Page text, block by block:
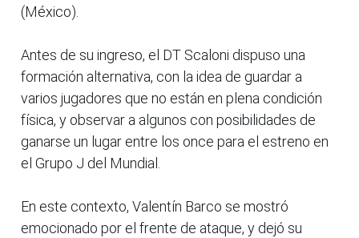
(México).
Antes de su ingreso, el DT Scaloni dispuso una
formación alternativa, con la idea de guardar a
varios jugadores que no están en plena condición
física, y observar a algunos con posibilidades de
ganarse un lugar entre los once para el estreno en
el Grupo J del Mundial.
En este contexto, Valentín Barco se mostró
emocionado por el frente de ataque, y dejó su